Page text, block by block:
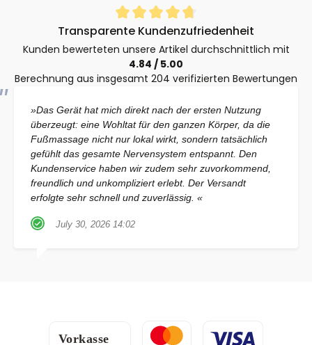
Durchschnittliche Bewertung von 4.8 von 5 Sternen
Transparente Kundenzufriedenheit
Kunden bewerteten unsere Artikel durchschnittlich mit
4.84 / 5.00
Berechnung aus insgesamt 204 verifizierten Bewertungen
»Das Gerät hat mich direkt nach der ersten Nutzung
überzeugt: eine Wohltat für den ganzen Körper, da die
Fußmassage nicht nur lokal wirkt, sondern tatsächlich
gefühlt das gesamte Nervensystem entspannt. Den
Kundenservice haben wir zudem sehr zuvorkommend,
freundlich und unkompliziert erlebt. Der Versandt
erfolgte sehr schnell und zuverlässig. «
July 30, 2026 14:02